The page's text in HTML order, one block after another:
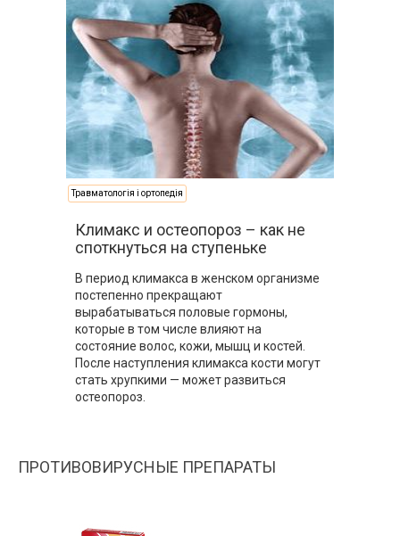
Травматологія і ортопедія
Климакс и остеопороз – как не
споткнуться на ступеньке
В период климакса в женском организме
постепенно прекращают
вырабатываться половые гормоны,
которые в том числе влияют на
состояние волос, кожи, мышц и костей.
После наступления климакса кости могут
стать хрупкими — может развиться
остеопороз.
ПРОТИВОВИРУСНЫЕ ПРЕПАРАТЫ